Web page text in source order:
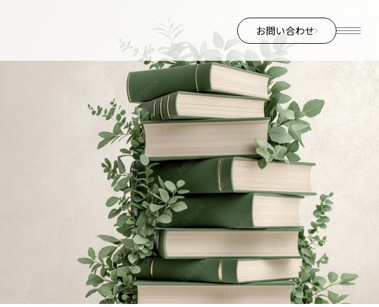
お問い合わせ